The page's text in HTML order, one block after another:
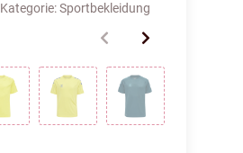
Kategorie:Sportbekleidung